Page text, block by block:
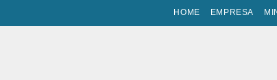
HOME EMPRESA